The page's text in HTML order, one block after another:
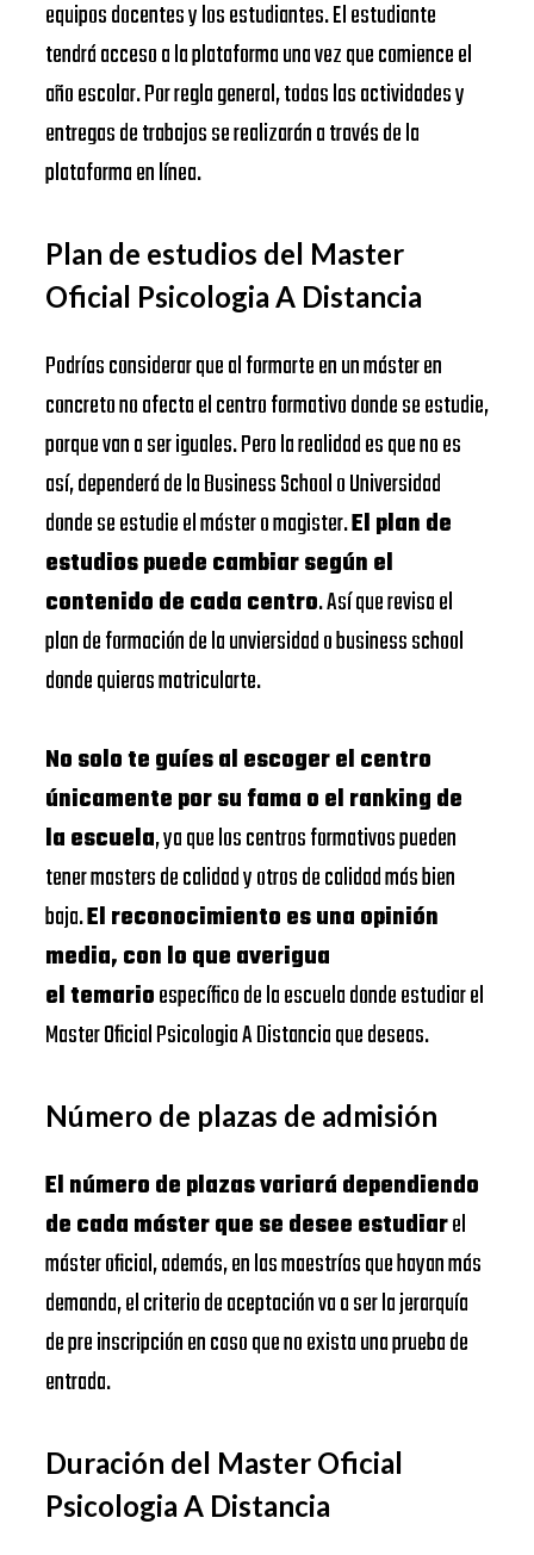
equipos docentes y los estudiantes. El estudiante
tendrá acceso a la plataforma una vez que comience el
año escolar. Por regla general, todas las actividades y
entregas de trabajos se realizarán a través de la
plataforma en línea.
Plan de estudios del Master
Oficial Psicologia A Distancia
Podrías considerar que al formarte en un máster en
concreto no afecta el centro formativo donde se estudie,
porque van a ser iguales. Pero la realidad es que no es
así, dependerá de la Business School o Universidad
donde se estudie el máster o magister.El plan de
estudios puede cambiar según el
contenido de cada centro. Así que revisa el
plan de formación de la unviersidad o business school
donde quieras matricularte.
No solo te guíes al escoger el centro
únicamente por su fama o el ranking de
la escuela, ya que los centros formativos pueden
tener masters de calidad y otros de calidad más bien
baja.El reconocimiento es una opinión
media, con lo que averigua
el temarioespecífico de la escuela donde estudiar el
Master Oficial Psicologia A Distancia que deseas.
Número de plazas de admisión
El número de plazas variará dependiendo
de cada máster que se desee estudiarel
máster oficial, además, en las maestrías que hayan más
demanda, el criterio de aceptación va a ser la jerarquía
de pre inscripción en caso que no exista una prueba de
entrada.
Duración del Master Oficial
Psicologia A Distancia